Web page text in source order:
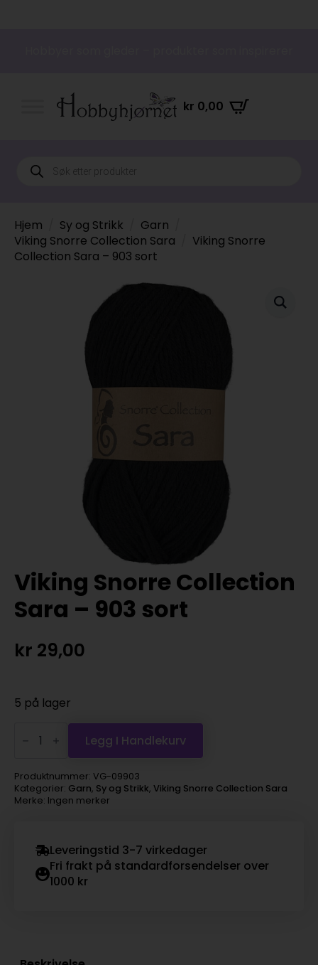
kr 0,00
Products
search
Hjem Sy og Strikk
Garn
Viking Snorre Collection Sara
Viking Snorre
Collection Sara – 903 sort
Viking Snorre Collection
Sara – 903 sort
kr 29,00
5 på lager
Snorre
Collection
-
903
sort
antall
Legg I Handlekurv
Produktnummer: VG-09903
Kategorier: Garn, Sy og Strikk, Viking Snorre Collection Sara
Merke: Ingen merker
Leveringstid 3-7 virkedager
Fri frakt på standardforsendelser over
1000 kr